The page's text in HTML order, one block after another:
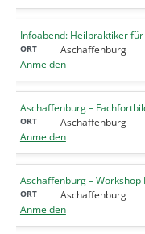
Infoabend: Heilpraktiker
Aschaffenburg
Anmelden
Aschaffenburg –
Aschaffenburg
Anmelden
Aschaffenburg –
Aschaffenburg
Anmelden